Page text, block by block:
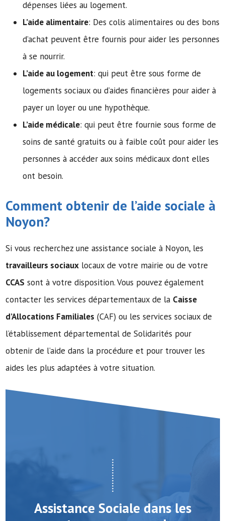
dépenses liées au logement.
L’aide alimentaire: Des colis alimentaires ou des bons
d’achat peuvent être fournis pour aider les personnes
à se nourrir.
L’aide au logement: qui peut être sous forme de
logements sociaux ou d’aides financières pour aider à
payer un loyer ou une hypothèque.
L’aide médicale: qui peut être fournie sous forme de
soins de santé gratuits ou à faible coût pour aider les
personnes à accéder aux soins médicaux dont elles
ont besoin.
Comment obtenir de l’aide sociale à
Noyon?
Si vous recherchez une assistance sociale à Noyon, les
travailleurs sociaux locaux de votre mairie ou de votre
CCAS sont à votre disposition. Vous pouvez également
contacter les services départementaux de la Caisse
d’Allocations Familiales (CAF) ou les services sociaux de
l’établissement départemental de Solidarités pour
obtenir de l’aide dans la procédure et pour trouver les
aides les plus adaptées à votre situation.
Assistance Sociale dans les